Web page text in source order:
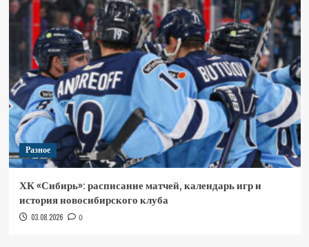
Разное
ХК «Сибирь»: расписание матчей, календарь игр и
история новосибирского клуба
03.08.2026 0